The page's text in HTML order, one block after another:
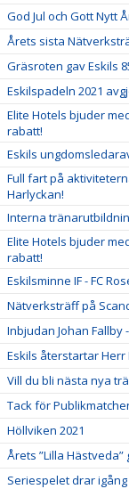
God Jul och Gott Nytt
Årets sista
Gräsroten gav Eskils
Eskilspadeln 2021
Elite Hotels bjuder
rabatt!
Eskils
Full fart på
Harlyckan!
Interna
Elite Hotels bjuder
rabatt!
Eskilsminne IF - FC
Nätverksträff på
Inbjudan Johan
Eskils återstartar Herr
Vill du bli nästa nya
Tack för
Höllviken 2021
Årets ”Lilla
Seriespelet drar igång